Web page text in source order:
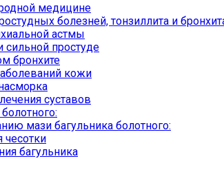
медицине
болезней, тонзиллита и
астмы
сильной простуде
бронхите
кожи
суставов
мази багульника болотного:
чесотки
багульника